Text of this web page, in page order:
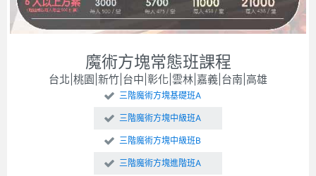
魔術方塊常態班課程
台北|桃園|新竹|台中|彰化|雲林|嘉義|台南|高雄
三階魔術方塊基礎班A
三階魔術方塊中級班A
三階魔術方塊中級班B
三階魔術方塊進階班A